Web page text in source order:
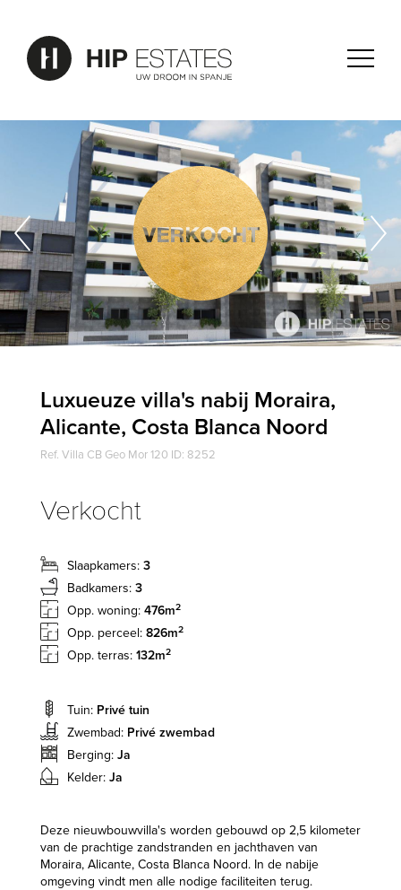
Luxueuze villa's nabij Moraira,
Alicante, Costa Blanca Noord
Ref. Villa CB Geo Mor 120 ID: 8252
Verkocht
Slaapkamers: 3
Badkamers: 3
Opp. woning: 476m2
Opp. perceel: 826m2
Opp. terras: 132m2
Tuin: Privé tuin
Zwembad: Privé zwembad
Berging: Ja
Kelder: Ja
Deze nieuwbouwvilla's worden gebouwd op 2,5 kilometer
van de prachtige zandstranden en jachthaven van
Moraira, Alicante, Costa Blanca Noord. In de nabije
omgeving vindt men alle nodige faciliteiten terug.